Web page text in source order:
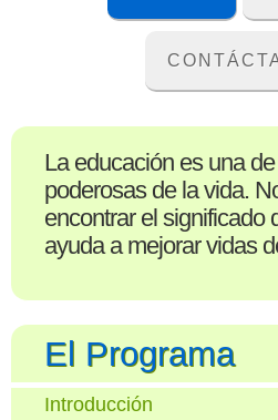
La educación es una
poderosas de la vida.
encontrar el significado
ayuda a mejorar vidas
El Programa
Introducción